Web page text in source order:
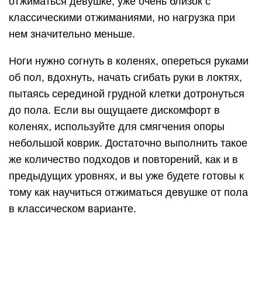
А именно полноценные классические
отжимания. Возможно, вам очень хочется узнать,
как научиться быстро отжиматься от пола
девушкам, но не стоит спешить и начинать
отжиматься в стандартном варианте без
освоения облегченных версий. Девушкам
рекомендуется ставить руки на ширину плеч или
немного шире – в этом случае грудные мышцы
буду задействованы лучшим образом. Если же